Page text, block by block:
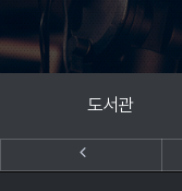
홍보동영상